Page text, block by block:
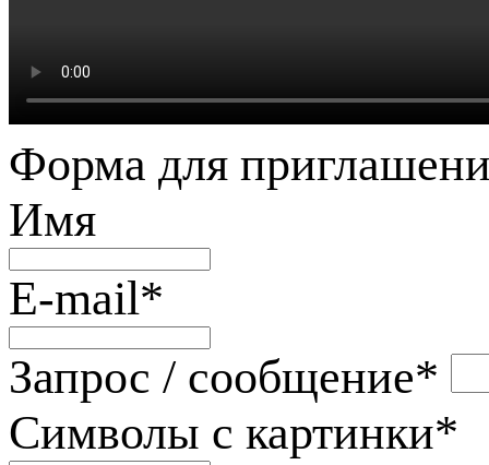
Форма для
Имя
E-mail*
Запрос / сообщение*
Символы с картинки*